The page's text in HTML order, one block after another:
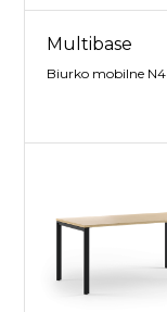
Multibase
Biurko mobilne N4